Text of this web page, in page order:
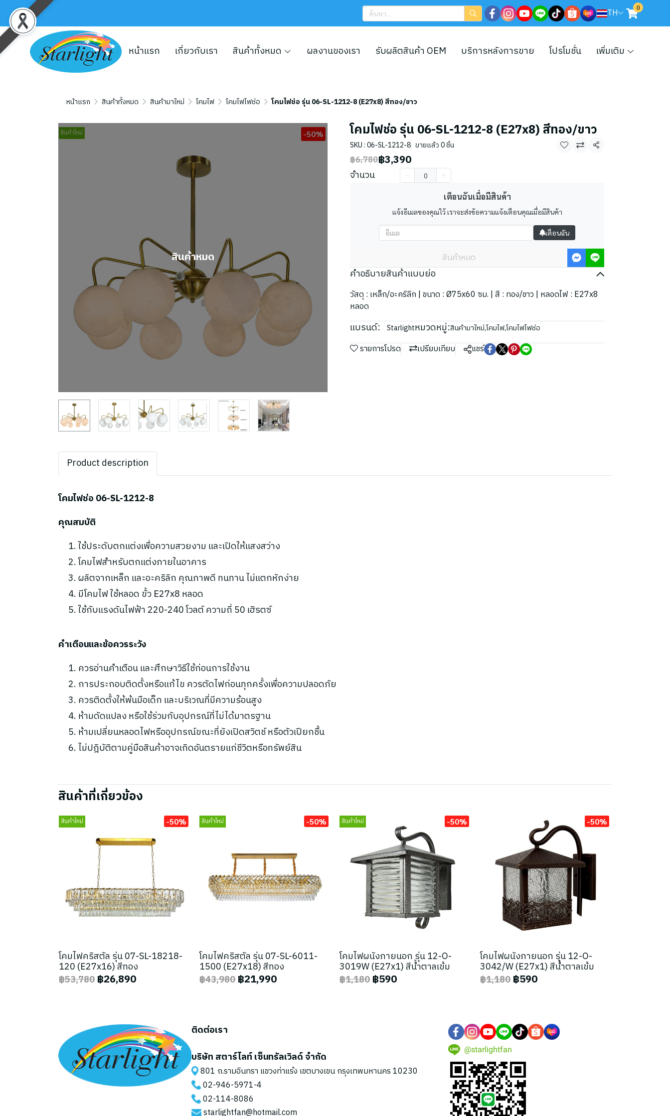
TH 0
หน้าแรก เกี่ยวกับเรา สินค้าทั้งหมด ผลงานของเรา รับผลิตสินค้า OEM บริการหลังการขาย โปรโมชั่น เพิ่มเติม
หน้าแรก สินค้าทั้งหมด สินค้ามาใหม่ โคมไฟ โคมไฟไฟช่อ โคมไฟช่อ รุ่น 06-SL-1212-8 (E27x8) สีทอง/ขาว
สินค้าใหม่ -50%
สินค้าหมด
โคมไฟช่อ รุ่น 06-SL-1212-8 (E27x8) สีทอง/ขาว
SKU : 06-SL-1212-8 ขายแล้ว 0 ชิ้น
แชร์
฿6,780฿3,390
จำนวน
เตือนฉันเมื่อมีสินค้า
แจ้งอีเมลของคุณไว้ เราจะส่งข้อความแจ้งเตือนคุณเมื่อมีสินค้า
เตือนฉัน
สินค้าหมด
คำอธิบายสินค้าแบบย่อ
วัสดุ : เหล็ก/อะคริลิก | ขนาด : Ø75x60 ซม. | สี : ทอง/ขาว | หลอดไฟ : E27x8
หลอด
แบรนด์: Starlightหมวดหมู่:สินค้ามาใหม่,โคมไฟ,โคมไฟไฟช่อ
รายการโปรด เปรียบเทียบ แชร์
Product description
โคมไฟช่อ 06-SL-1212-8
คุณสมบัติ
ใช้ประดับตกแต่งเพื่อความสวยงาม และเปิดให้แสงสว่าง
โคมไฟสำหรับตกแต่งภายในอาคาร
ผลิตจากเหล็ก และอะคริลิก คุณภาพดี ทนทาน ไม่แตกหักง่าย
มีโคมไฟ ใช้หลอด ขั้ว E27x8 หลอด
ใช้กับแรงดันไฟฟ้า 220-240 โวลต์ ความถี่ 50 เฮิรตซ์
คำเตือนและข้อควรระวัง
ควรอ่านคำเตือน และศึกษาวิธีใช้ก่อนการใช้งาน
การประกอบติดตั้งหรือแก้ไข ควรตัดไฟก่อนทุกครั้งเพื่อความปลอดภัย
ควรติดตั้งให้พ้นมือเด็ก และบริเวณที่มีความร้อนสูง
ห้ามดัดแปลง หรือใช้ร่วมกับอุปกรณ์ที่ไม่ได้มาตรฐาน
ห้ามเปลี่ยนหลอดไฟหรืออุปกรณ์ขณะที่ยังเปิดสวิตช์ หรือตัวเปียกชื้น
ไม่ปฎิบัติตามคู่มือสินค้าอาจเกิดอันตรายแก่ชีวิตหรือทรัพย์สิน
สินค้าที่เกี่ยวข้อง
สินค้าใหม่ -50%
โคมไฟคริสตัล รุ่น 07-SL-18218-
120 (E27x16) สีทอง
฿53,780 ฿26,890
สินค้าใหม่ -50%
โคมไฟคริสตัล รุ่น 07-SL-6011-
1500 (E27x18) สีทอง
฿43,980 ฿21,990
สินค้าใหม่ -50%
โคมไฟผนังภายนอก รุ่น 12-O-
3019W (E27x1) สีน้ำตาลเข้ม
฿1,180 ฿590
-50%
โคมไฟผนังภายนอก รุ่น 12-O-
3042/W (E27x1) สีน้ำตาลเข้ม
฿1,180 ฿590
ติดต่อเรา
บริษัท สตาร์ไลท์ เซ็นทรัลเวิลด์ จำกัด
801 ถ.รามอินทรา แขวงท่าแร้ง เขตบางเขน กรุงเทพมหานคร 10230
02-946-5971-4
02-114-8086
starlightfan@hotmail.com
@starlightfan